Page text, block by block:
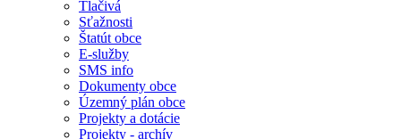
Tlačivá
Sťažnosti
Štatút obce
E-služby
SMS info
Dokumenty obce
Územný plán obce
Projekty a dotácie
Projekty - archív